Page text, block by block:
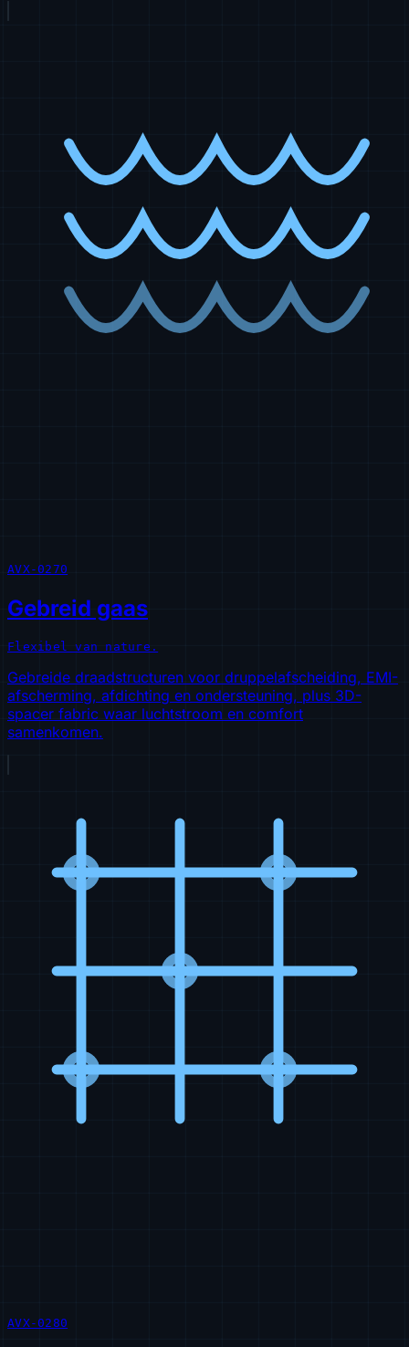
AVX-0270
Gebreid gaas
Flexibel van nature.
Gebreide draadstructuren voor druppelafscheiding, EMI-
afscherming, afdichting en ondersteuning, plus 3D-
spacer fabric waar luchtstroom en comfort
samenkomen.
AVX-0280